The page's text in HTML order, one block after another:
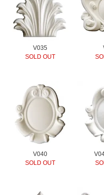
V035
SOLD OUT
V040
SOLD OUT